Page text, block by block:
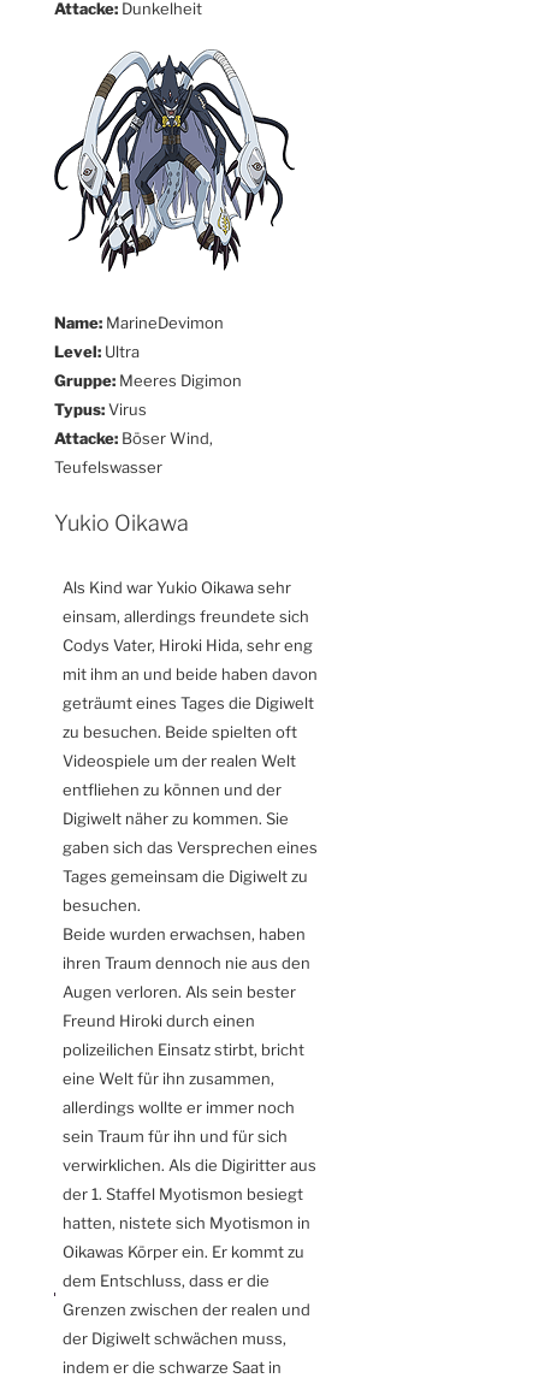
Attacke:Dunkelheit
Name:MarineDevimon
Level:Ultra
Gruppe:Meeres Digimon
Typus:Virus
Attacke:Böser Wind,
Teufelswasser
Yukio Oikawa
Als Kind war Yukio Oikawa sehr
einsam, allerdings freundete sich
Codys Vater, Hiroki Hida, sehr eng
mit ihm an und beide haben davon
geträumt eines Tages die Digiwelt
zu besuchen. Beide spielten oft
Videospiele um der realen Welt
entfliehen zu können und der
Digiwelt näher zu kommen. Sie
gaben sich das Versprechen eines
Tages gemeinsam die Digiwelt zu
besuchen.
Beide wurden erwachsen, haben
ihren Traum dennoch nie aus den
Augen verloren. Als sein bester
Freund Hiroki durch einen
polizeilichen Einsatz stirbt, bricht
eine Welt für ihn zusammen,
allerdings wollte er immer noch
sein Traum für ihn und für sich
verwirklichen. Als die Digiritter aus
der 1. Staffel Myotismon besiegt
hatten, nistete sich Myotismon in
Oikawas Körper ein. Er kommt zu
dem Entschluss, dass er die
Grenzen zwischen der realen und
der Digiwelt schwächen muss,
indem er die schwarze Saat in